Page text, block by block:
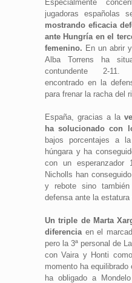
Especialmente
jugadoras españolas
mostrando eficacia
ante Hungría en el
femenino. En un abrir
Alba Torrens ha
contundente 2-
encontrado en la
para frenar la racha del
España, gracias a la
ha solucionado con
bajos porcentajes a
húngara y ha
con un esperanzador
Nicholls han
y rebote sino también
defensa ante la
Un triple de Marta
diferencia en el
pero la 3ª personal de
con Vaira y Honti
momento ha
ha obligado a